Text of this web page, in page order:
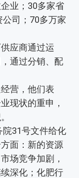
业；30多家省
司；70多万家
应商通过运
通过分销、配
营，他们表
现状的重申，
31号文件给化
面：新的资源
场竞争加剧，
深化；化肥行